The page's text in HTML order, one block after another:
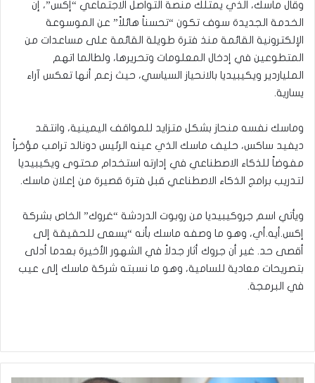
وقال ماسك، الذي يمتلك منصة التواصل الاجتماعي “إكس”، إن
الخدمة الجديدة سوف تكون “تحسناً هائلاً” عن الموسوعة
الإلكترونية القائمة منذ فترة طويلة القائمة على مساعدات من
المتطوعين في إدخال المعلومات وتحريرها، ولطالما اتهم
الملياردير ويكيبيديا بالانحياز السياسي، حيث زعم أنها تعكس آراء
يسارية.
وماسك نفسه منحاز بشكل متزايد للمواقف اليمينية، وانتقد
ديفيد ساكس، حليف ماسك الذي عينه الرئيس دونالد ترامب مؤخراً
مفوضاً للذكاء الاصطناعي في إدارته استخدام محتوى ويكيبيديا
لتدريب برامج الذكاء الاصطناعي قبل فترة قصيرة من إعلان ماسك.
ويأتي اسم جروكيبيديا من روبوت الدردشة “غروك” الخاص بشركة
إكس.أيه.أي، وهو ما وصفه ماسك بأنه “يسعى للحقيقة إلى
أقصى حد. غير أن جروك أثار جدلاً في الشهور الأخيرة بعدما أدلى
بتصريحات معادية للسامية، وهو ما نسبته شركة ماسك إلى عيب
في البرمجة.